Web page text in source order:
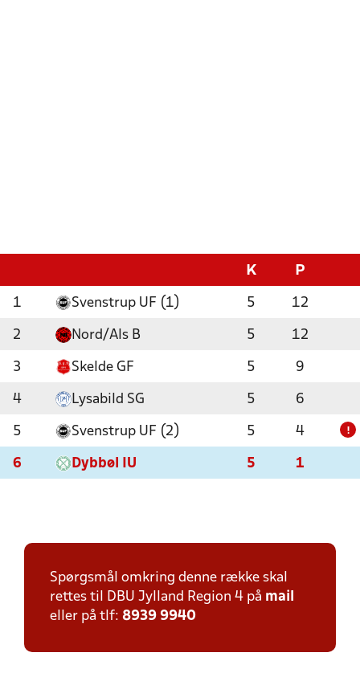
K P
1 Svenstrup UF (1) 5 12
2 Nord/Als B 5 12
3 Skelde GF 5 9
4 Lysabild SG 5 6
5 Svenstrup UF (2) 5 4 !
6 Dybbøl IU 5 1
Spørgsmål omkring denne række skal
rettes til DBU Jylland Region 4 på mail
eller på tlf: 8939 9940